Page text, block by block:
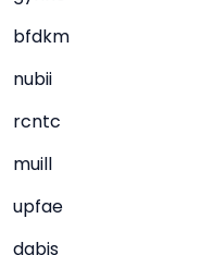
bfdkm
nubii
rcntc
muill
upfae
dqbjs